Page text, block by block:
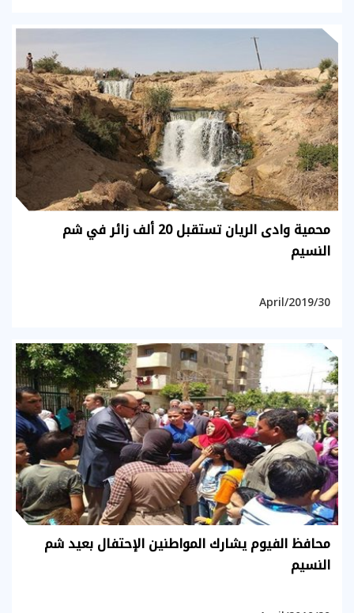
محمية وادى الريان تستقبل 20 ألف زائر في شم
النسيم
30/April/2019
محافظ الفيوم يشارك المواطنين الإحتفال بعيد شم
النسيم